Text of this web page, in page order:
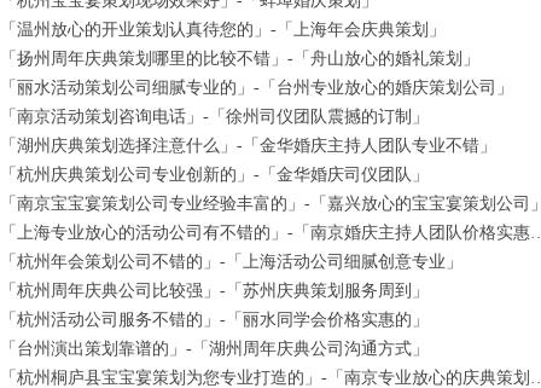
「温州放心的开业策划认真待您的」-「上海年会庆典策划」
「扬州周年庆典策划哪里的比较不错」-「舟山放心的婚礼策划」
「丽水活动策划公司细腻专业的」-「台州专业放心的婚庆策划公司」
「南京活动策划咨询电话」-「徐州司仪团队震撼的订制」
「湖州庆典策划选择注意什么」-「金华婚庆主持人团队专业不错」
「杭州庆典策划公司专业创新的」-「金华婚庆司仪团队」
「南京宝宝宴策划公司专业经验丰富的」-「嘉兴放心的宝宝宴策划公司
「上海专业放心的活动公司有不错
「杭州年会策划公司不错的」-「上海活动公司细腻创意专业」
「杭州周年庆典公司比较强」-「苏州庆典策划服务周到」
「杭州活动公司服务不错的」-「丽水同学会价格实惠的」
「台州演出策划靠谱的」-「湖州周年庆典公司沟通方式」
「杭州桐庐县宝宝宴策划为您专业